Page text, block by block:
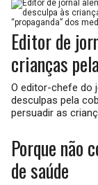
Editor de
crianças
O editor-chefe do
desculpas pela
persuadir as
Porque não
de saúde